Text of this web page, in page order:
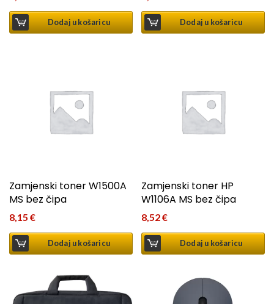
Dodaj u košaricu Dodaj u košaricu
Zamjenski toner W1500A
MS bez čipa
8,15 €
Dodaj u košaricu
Zamjenski toner HP
W1106A MS bez čipa
8,52€
Dodaj u košaricu